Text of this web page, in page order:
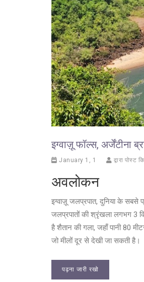
इग्वाज़ू फॉल्स, अर्जेंटीना
January 1, 1 द्वारा पोस्ट
अवलोकन
इग्वाज़ू जलप्रपात, दुनिया के सबसे
जलप्रपातों की श्रृंखला लगभग 3
है शैतान की गला, जहाँ पानी 80
जो मीलों दूर से देखी जा सकती है।
पढ़ना जारी रखो